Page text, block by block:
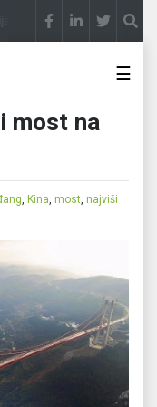
potencijal pretvara u destinaciju
☰
most na
,Kina,most,najviši